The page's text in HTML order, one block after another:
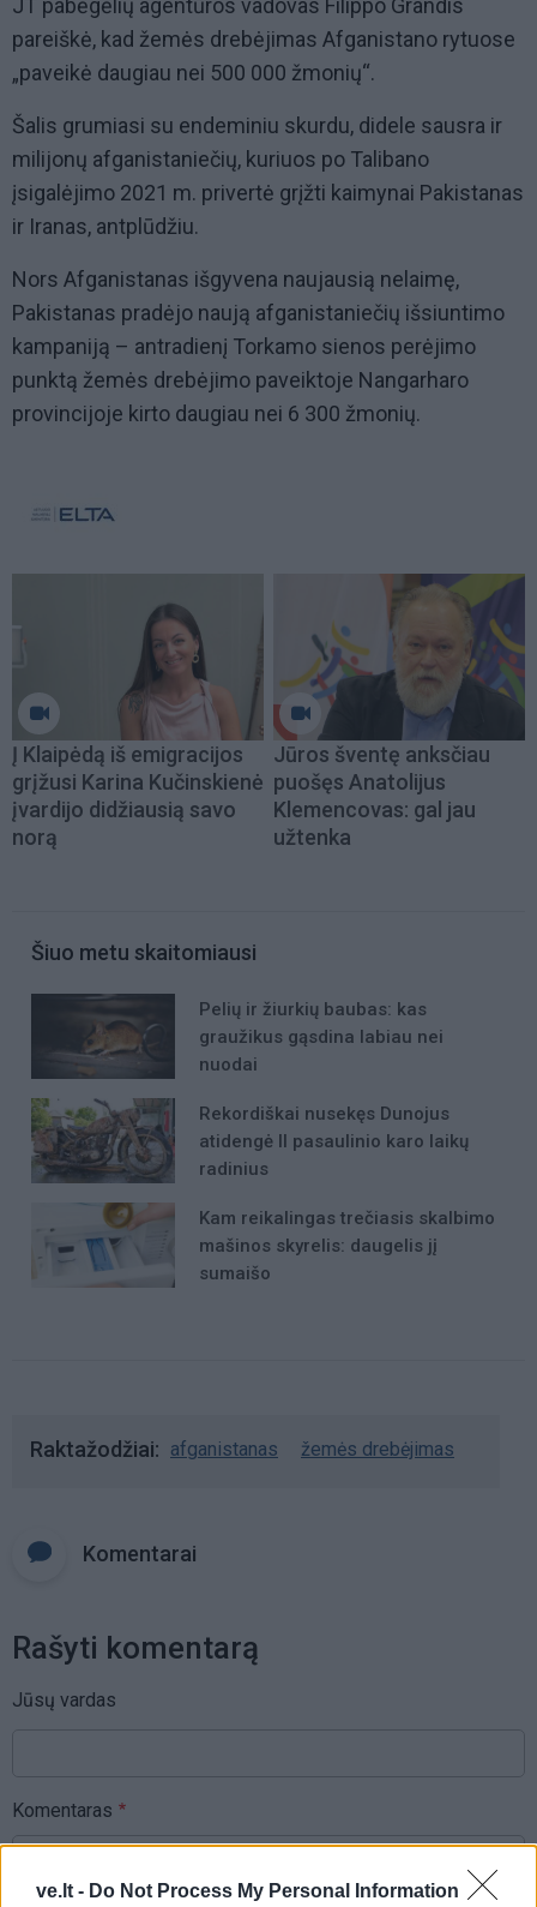
ve.lt - Do Not Process My Personal Information
JT pabėgėlių agentūros vadovas Filippo Grandis
pareiškė, kad žemės drebėjimas Afganistano rytuose
„paveikė daugiau nei 500 000 žmonių“.
Šalis grumiasi su endeminiu skurdu, didele sausra ir
milijonų afganistaniečių, kuriuos po Talibano
įsigalėjimo 2021 m. privertė grįžti kaimynai Pakistanas
ir Iranas, antplūdžiu.
Nors Afganistanas išgyvena naujausią nelaimę,
Pakistanas pradėjo naują afganistaniečių išsiuntimo
kampaniją – antradienį Torkamo sienos perėjimo
punktą žemės drebėjimo paveiktoje Nangarharo
provincijoje kirto daugiau nei 6 300 žmonių.
Į Klaipėdą iš emigracijos
grįžusi Karina Kučinskienė
įvardijo didžiausią savo
norą
Jūros šventę anksčiau
puošęs Anatolijus
Klemencovas: gal jau
užtenka
Šiuo metu skaitomiausi
Pelių ir žiurkių baubas: kas
graužikus gąsdina labiau nei
nuodai
Rekordiškai nusekęs Dunojus
atidengė II pasaulinio karo laikų
radinius
Kam reikalingas trečiasis skalbimo
mašinos skyrelis: daugelis jį
sumaišo
Raktažodžiai afganistanas žemės drebėjimas
Komentarai
Rašyti komentarą
Jūsų vardas
Komentaras